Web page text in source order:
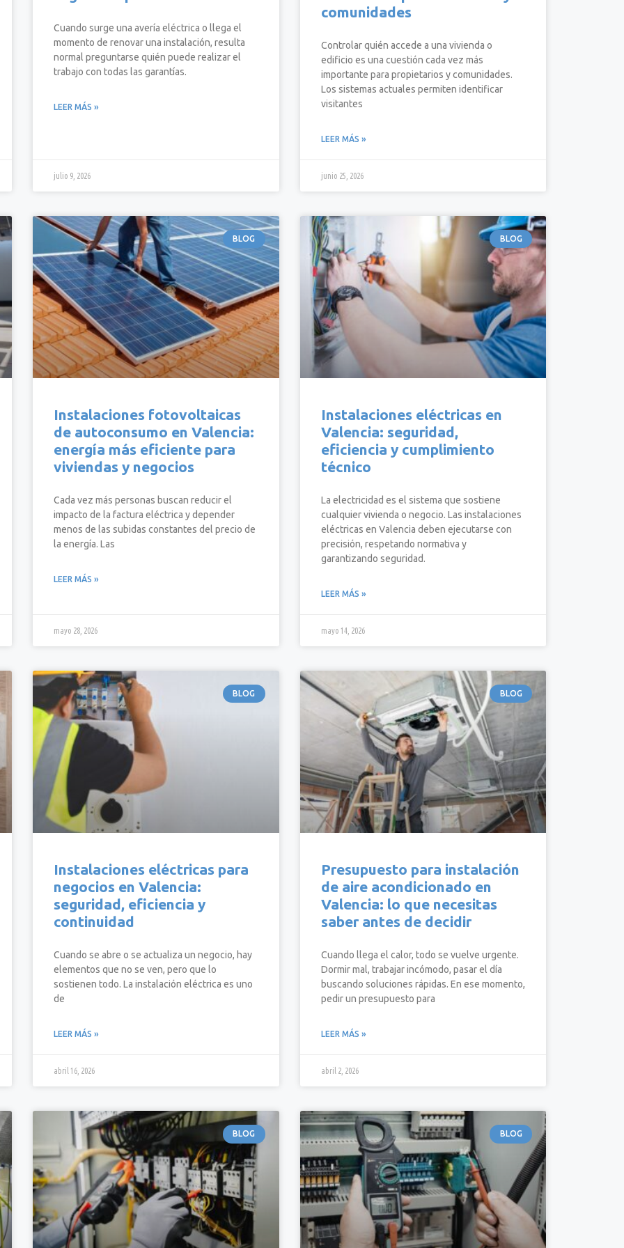
Cuando surge una avería eléctrica o llega el
momento de renovar una instalación, resulta
normal preguntarse quién puede realizar el
trabajo con todas las garantías.
LEER MÁS »
julio 9, 2026
comunidades
Controlar quién accede a una vivienda o
edificio es una cuestión cada vez más
importante para propietarios y comunidades.
Los sistemas actuales permiten identificar
visitantes
LEER MÁS »
junio 25, 2026
BLOG
Instalaciones fotovoltaicas
de autoconsumo en Valencia:
energía más eficiente para
viviendas y negocios
Cada vez más personas buscan reducir el
impacto de la factura eléctrica y depender
menos de las subidas constantes del precio de
la energía. Las
LEER MÁS »
mayo 28, 2026
BLOG
Instalaciones eléctricas en
Valencia: seguridad,
eficiencia y cumplimiento
técnico
La electricidad es el sistema que sostiene
cualquier vivienda o negocio. Las instalaciones
eléctricas en Valencia deben ejecutarse con
precisión, respetando normativa y
garantizando seguridad.
LEER MÁS »
mayo 14, 2026
BLOG
Instalaciones eléctricas para
negocios en Valencia:
seguridad, eficiencia y
continuidad
Cuando se abre o se actualiza un negocio, hay
elementos que no se ven, pero que lo
sostienen todo. La instalación eléctrica es uno
de
LEER MÁS »
abril 16, 2026
BLOG
Presupuesto para instalación
de aire acondicionado en
Valencia: lo que necesitas
saber antes de decidir
Cuando llega el calor, todo se vuelve urgente.
Dormir mal, trabajar incómodo, pasar el día
buscando soluciones rápidas. En ese momento,
pedir un presupuesto para
LEER MÁS »
abril 2, 2026
BLOG BLOG